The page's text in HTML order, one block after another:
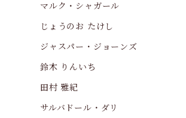
マルク・シャガール
じょうのお たけし
ジャスパー・ジョーンズ
鈴木 りんいち
田村 雅紀
サルバドール・ダリ